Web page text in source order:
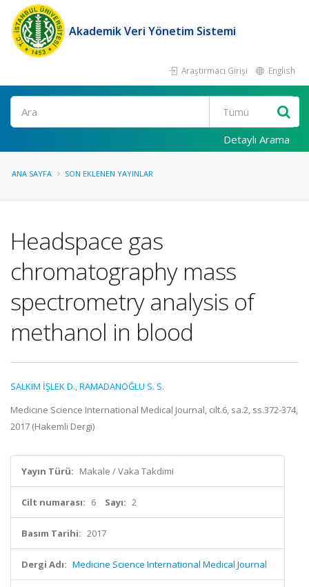
Akademik Veri Yönetim Sistemi
Araştırmacı Girişi English
Ara
Detaylı Arama
ANA SAYFA SON EKLENEN YAYINLAR
Headspace gas
chromatography mass
spectrometry analysis of
methanol in blood
SALKIM İŞLEK D.,RAMADANOĞLU S. S.
Medicine Science International Medical Journal, cilt.6, sa.2, ss.372-374,
2017 (Hakemli Dergi)
Yayın Türü: Makale / Vaka Takdimi
Cilt numarası: 6 Sayı: 2
Basım Tarihi: 2017
Dergi Adı: Medicine Science International Medical Journal